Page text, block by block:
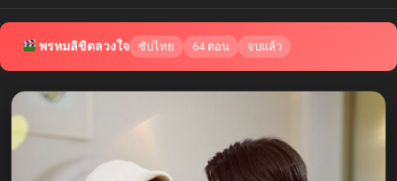
พรหมลิขิตลวงใจ ซับไทย 64 ตอน จบแล้ว